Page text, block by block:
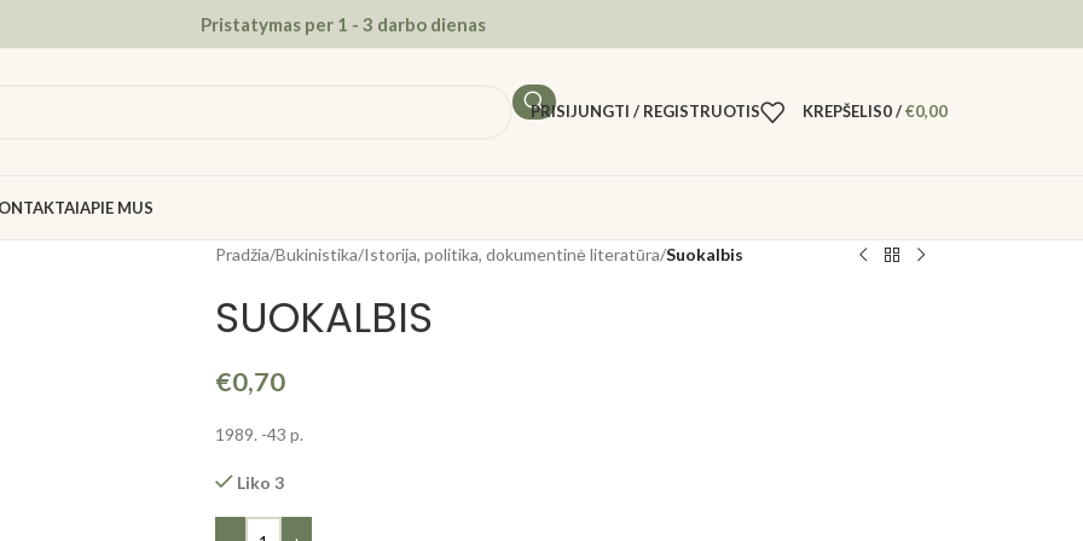
Pristatymas per 1 - 3 darbo dienas
PRISIJUNGTI / REGISTRUOTIS KREPŠELIS0/€0,00
APIE MUS
Pradžia/Bukinistika/Istorija, politika, dokumentinė literatūra/Suokalbis
SUOKALBIS
€0,70
1989. -43 p.
Liko 3